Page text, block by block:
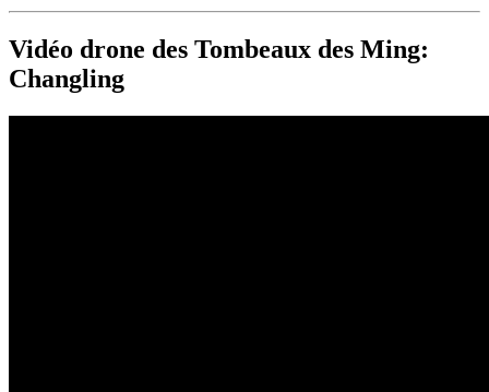
Vidéo drone des Tombeaux des Ming:
Changling